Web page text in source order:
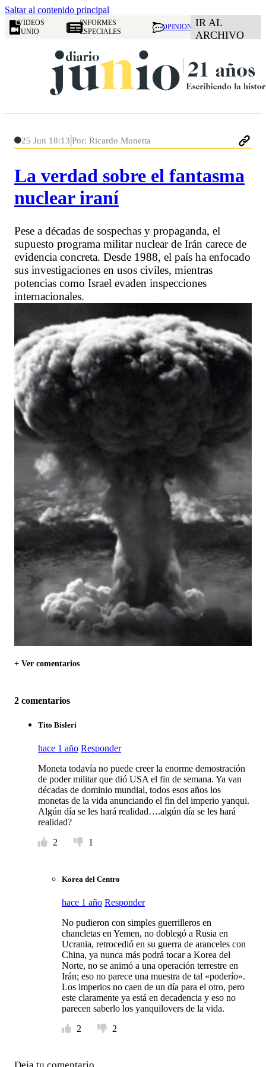
Saltar al contenido principal
VIDEOS
JUNIO
INFORMES
ESPECIALES
OPINION IR AL
ARCHIVO
25 Jun 18:13 Por: Ricardo Monetta
La verdad sobre el fantasma
nuclear iraní
Pese a décadas de sospechas y propaganda, el
supuesto programa militar nuclear de Irán carece de
evidencia concreta. Desde 1988, el país ha enfocado
sus investigaciones en usos civiles, mientras
potencias como Israel evaden inspecciones
internacionales.
+ Ver comentarios
2 comentarios
Tito Bisleri
hace 1 año Responder
Moneta todavía no puede creer la enorme demostración
de poder militar que dió USA el fin de semana. Ya van
décadas de dominio mundial, todos esos años los
monetas de la vida anunciando el fin del imperio yanqui.
Algún día se les hará realidad….algún día se les hará
realidad?
2
1
Korea del Centro
hace 1 año Responder
No pudieron con simples guerrilleros en
chancletas en Yemen, no doblegó a Rusia en
Ucrania, retrocedió en su guerra de aranceles con
China, ya nunca más podrá tocar a Korea del
Norte, no se animó a una operación terrestre en
Irán; eso no parece una muestra de tal «poderío».
Los imperios no caen de un día para el otro, pero
este claramente ya está en decadencia y eso no
parecen saberlo los yanquilovers de la vida.
2
2